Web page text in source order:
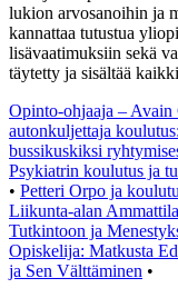
lukion arvosanoihin ja
kannattaa tutustua
lisävaatimuksiin sekä
täytetty ja sisältää
Opinto-ohjaaja – Avain
autonkuljettaja
bussikuskiksi
Psykiatrin koulutus ja
• Petteri Orpo ja
Liikunta-alan
Tutkintoon ja
Opiskelija: Matkusta
ja Sen Välttäminen •